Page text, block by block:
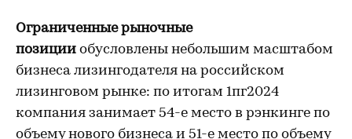
Ограниченные рыночные
позиции обусловлены небольшим масштабом
бизнеса лизингодателя на российском
лизинговом рынке: по итогам 1пг2024
компания занимает 54-е место в рэнкинге по
объему нового бизнеса и 51-е место по объему